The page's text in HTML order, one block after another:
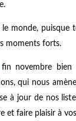
monde, puisque
moments forts.
novembre bien
qui nous
à jour de nos
et faire plaisir à